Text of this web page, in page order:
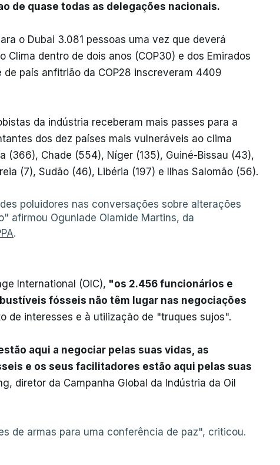
de quase todas as delegações nacionais.
o Dubai 3.081 pessoas uma vez que deverá
Clima dentro de dois anos (COP30) e dos Emirados
de país anfitrião da COP28 inscreveram 4409
da indústria receberam mais passes para a
dos dez países mais vulneráveis ao clima
(366), Chade (554), Níger (135), Guiné-Bissau (43),
(7), Sudão (46), Libéria (197) e Ilhas Salomão (56).
poluidores nas conversações sobre alterações
afirmou Ogunlade Olamide Martins, da
.
International (OIC), "os 2.456 funcionários e
fósseis não têm lugar nas negociações
de interesses e à utilização de "truques sujos".
aqui a negociar pelas suas vidas, as
e os seus facilitadores estão aqui pelas suas
diretor da Campanha Global da Indústria da Oil
de armas para uma conferência de paz", criticou.